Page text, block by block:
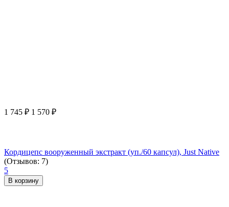
1 745 ₽ 1 570 ₽
Кордицепс вооруженный экстракт (уп./60 капсул), Just Native
(Отзывов: 7)
5
В корзину